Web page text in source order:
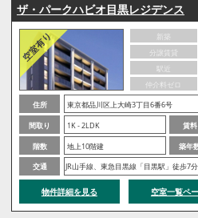
ザ・パークハビオ目黒レジデンス
新築
分譲賃貸
駅近
仲介料ゼロ
住所
東京都品川区上大崎3丁目6番6号
間取り
1K - 2LDK 賃料
階数
地上10階建 築年
交通
JR山手線、東急目黒線「目黒駅」徒歩7分
物件詳細を見る 空室一覧ペ